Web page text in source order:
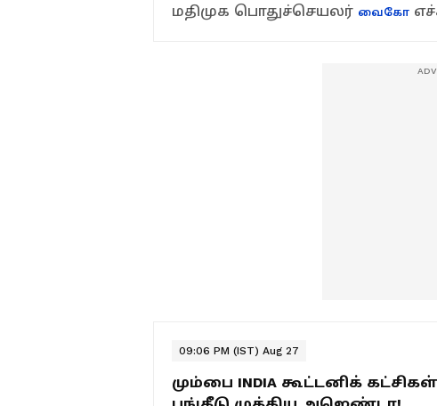
மதிமுக பொதுச்செயலர் வைகோ
09:06 PM (IST) Aug 27
மும்பை INDIA கூட்டனிக்